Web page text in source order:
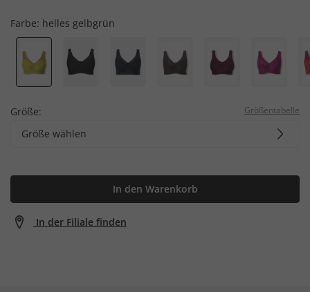
Farbe: helles gelbgrün
Größe: Größentabelle
Größe wählen
In den Warenkorb
In der Filiale finden